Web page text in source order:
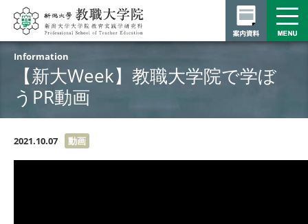
Information
【新大Week】教職大学院で学ぼ
うPR動画
2021.10.07 動画